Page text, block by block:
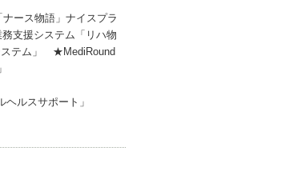
ース物語」ナイスプラ
支援システム「リハ物
テム」 ★MediRound
ルスサポート」